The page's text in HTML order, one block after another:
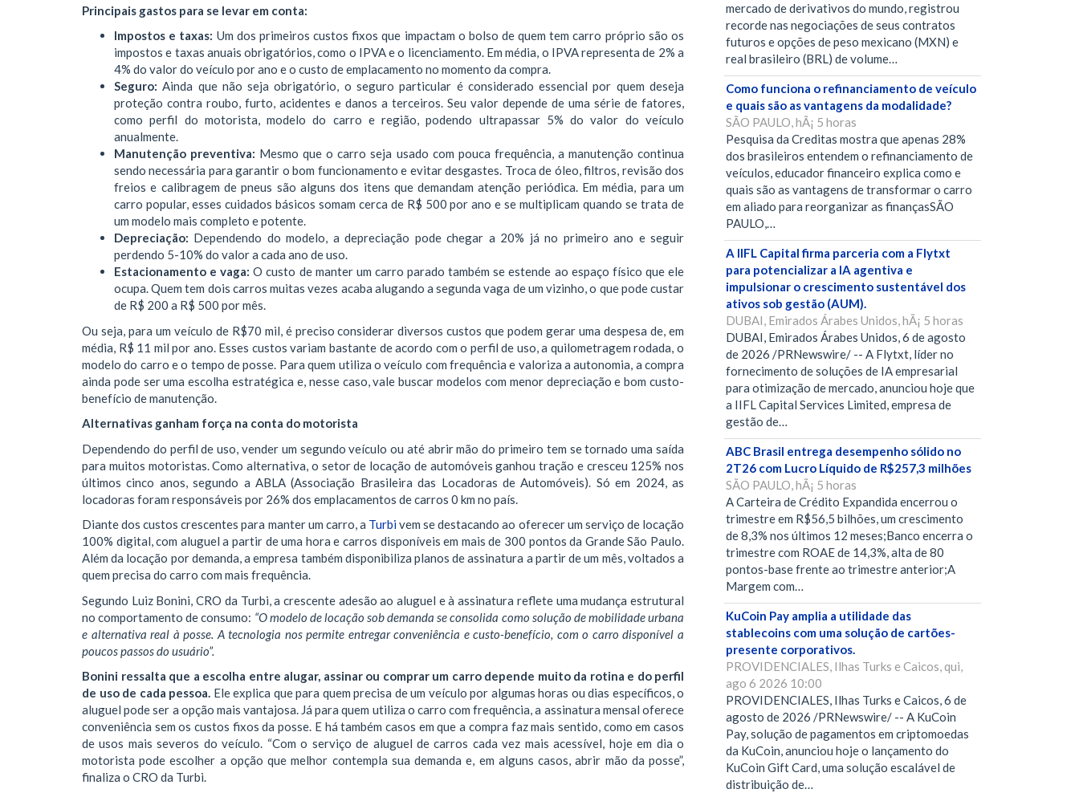
Principais gastos para se levar em conta:
Impostos e taxas: Um dos primeiros custos fixos que impactam o bolso de quem tem carro próprio são os
impostos e taxas anuais obrigatórios, como o IPVA e o licenciamento. Em média, o IPVA representa de 2% a
4% do valor do veículo por ano e o custo de emplacamento no momento da compra.
Seguro:Ainda que não seja obrigatório, o seguro particular é considerado essencial por quem deseja
proteção contra roubo, furto, acidentes e danos a terceiros. Seu valor depende de uma série de fatores,
como perfil do motorista, modelo do carro e região, podendo ultrapassar 5% do valor do veículo
anualmente.
Manutenção preventiva: Mesmo que o carro seja usado com pouca frequência, a manutenção continua
sendo necessária para garantir o bom funcionamento e evitar desgastes. Troca de óleo, filtros, revisão dos
freios e calibragem de pneus são alguns dos itens que demandam atenção periódica. Em média, para um
carro popular, esses cuidados básicos somam cerca de R$ 500 por ano e se multiplicam quando se trata de
um modelo mais completo e potente.
Depreciação: Dependendo do modelo, a depreciação pode chegar a 20% já no primeiro ano e seguir
perdendo 5-10% do valor a cada ano de uso.
Estacionamento e vaga:O custo de manter um carro parado também se estende ao espaço físico que ele
ocupa. Quem tem dois carros muitas vezes acaba alugando a segunda vaga de um vizinho, o que pode custar
de R$ 200 a R$ 500 por mês.
Ou seja, para um veículo de R$70 mil, é preciso considerar diversos custos que podem gerar uma despesa de, em
média, R$ 11 mil por ano. Esses custos variam bastante de acordo com o perfil de uso, a quilometragem rodada, o
modelo do carro e o tempo de posse. Para quem utiliza o veículo com frequência e valoriza a autonomia, a compra
ainda pode ser uma escolha estratégica e, nesse caso, vale buscar modelos com menor depreciação e bom custo-
benefício de manutenção.
Alternativas ganham força na conta do motorista
Dependendo do perfil de uso, vender um segundo veículo ou até abrir mão do primeiro tem se tornado uma saída
para muitos motoristas. Como alternativa, o setor de locação de automóveis ganhou tração e cresceu 125% nos
últimos cinco anos, segundo a ABLA (Associação Brasileira das Locadoras de Automóveis). Só em 2024, as
locadoras foram responsáveis por 26% dos emplacamentos de carros 0 km no país.
Diante dos custos crescentes para manter um carro, a Turbivem se destacando ao oferecer um serviço de locação
100% digital, com aluguel a partir de uma hora e carros disponíveis em mais de 300 pontos da Grande São Paulo.
Além da locação por demanda, a empresa também disponibiliza planos de assinatura a partir de um mês, voltados a
quem precisa do carro com mais frequência.
Segundo Luiz Bonini, CRO da Turbi, a crescente adesão ao aluguel e à assinatura reflete uma mudança estrutural
no comportamento de consumo: “O modelo de locação sob demanda se consolida como solução de mobilidade urbana
e alternativa real à posse. A tecnologia nos permite entregar conveniência e custo-benefício, com o carro disponível a
poucos passos do usuário”.
Bonini ressalta que a escolha entre alugar, assinar ou comprar um carro depende muito da rotina e do perfil
de uso de cada pessoa. Ele explica que para quem precisa de um veículo por algumas horas ou dias específicos, o
aluguel pode ser a opção mais vantajosa. Já para quem utiliza o carro com frequência, a assinatura mensal oferece
conveniência sem os custos fixos da posse. E há também casos em que a compra faz mais sentido, como em casos
de usos mais severos do veículo. “Com o serviço de aluguel de carros cada vez mais acessível, hoje em dia o
motorista pode escolher a opção que melhor contempla sua demanda e, em alguns casos, abrir mão da posse”,
finaliza o CRO da Turbi.
mercado de derivativos do mundo, registrou
recorde nas negociações de seus contratos
futuros e opções de peso mexicano (MXN) e
real brasileiro (BRL) de volume…
Como funciona o refinanciamento de veículo
e quais são as vantagens da modalidade?
SÃO PAULO, hÃ¡ 5 horas
Pesquisa da Creditas mostra que apenas 28%
dos brasileiros entendem o refinanciamento de
veículos, educador financeiro explica como e
quais são as vantagens de transformar o carro
em aliado para reorganizar as finançasSÃO
PAULO,…
A IIFL Capital firma parceria com a Flytxt
para potencializar a IA agentiva e
impulsionar o crescimento sustentável dos
ativos sob gestão (AUM).
DUBAI, Emirados Árabes Unidos, hÃ¡ 5 horas
DUBAI, Emirados Árabes Unidos, 6 de agosto
de 2026 /PRNewswire/ -- A Flytxt, líder no
fornecimento de soluções de IA empresarial
para otimização de mercado, anunciou hoje que
a IIFL Capital Services Limited, empresa de
gestão de…
ABC Brasil entrega desempenho sólido no
2T26 com Lucro Líquido de R$257,3 milhões
SÃO PAULO, hÃ¡ 5 horas
A Carteira de Crédito Expandida encerrou o
trimestre em R$56,5 bilhões, um crescimento
de 8,3% nos últimos 12 meses;Banco encerra o
trimestre com ROAE de 14,3%, alta de 80
pontos-base frente ao trimestre anterior;A
Margem com…
KuCoin Pay amplia a utilidade das
stablecoins com uma solução de cartões-
presente corporativos.
PROVIDENCIALES, Ilhas Turks e Caicos, qui,
ago 6 2026 10:00
PROVIDENCIALES, Ilhas Turks e Caicos, 6 de
agosto de 2026 /PRNewswire/ -- A KuCoin
Pay, solução de pagamentos em criptomoedas
da KuCoin, anunciou hoje o lançamento do
KuCoin Gift Card, uma solução escalável de
distribuição de…